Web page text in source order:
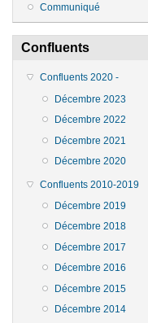
Communiqué
Confluents
Confluents 2020 -
Décembre 2023
Décembre 2022
Décembre 2021
Décembre 2020
Confluents 2010-2019
Décembre 2019
Décembre 2018
Décembre 2017
Décembre 2016
Décembre 2015
Décembre 2014